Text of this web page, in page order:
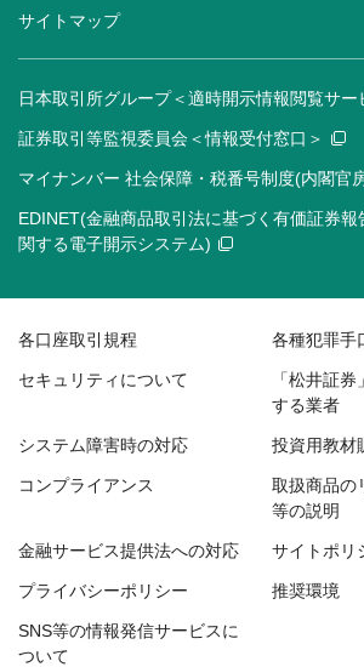
サイトマップ
日本取引所グループ＜適時開示情報閲覧サー
証券取引等監視委員会＜情報受付窓口＞
マイナンバー 社会保障・税番号制度(内閣官
EDINET(金融商品取引法に基づく有価証券報
関する電子開示システム)
各口座取引規程 各種犯罪手
セキュリティについて
「松井証
する業者
システム障害時の対応 投資用教材
コンプライアンス
取扱商品の
等の説明
金融サービス提供法への対応 サイトポリ
プライバシーポリシー 推奨環境
SNS等の情報発信サービスに
ついて